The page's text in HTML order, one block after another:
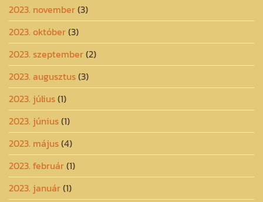
2023. november(3)
2023. október(3)
2023. szeptember(2)
2023. augusztus(3)
2023. július(1)
2023. június(1)
2023. május(4)
2023. február(1)
2023. január(1)